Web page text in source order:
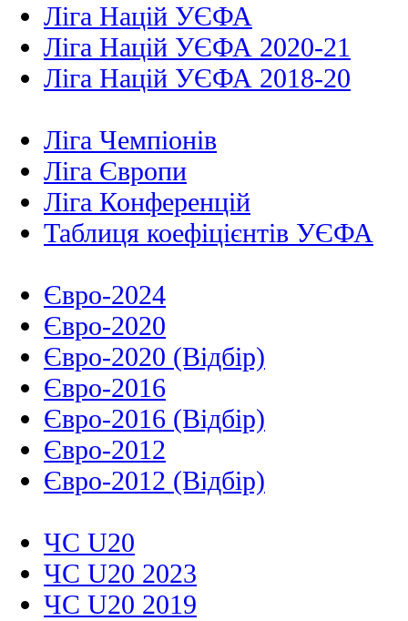
Ліга Націй УЄФА
Ліга Націй УЄФА 2020-21
Ліга Націй УЄФА 2018-20
Ліга Чемпіонів
Ліга Європи
Ліга Конференцій
Таблиця коефіцієнтів УЄФА
Євро-2024
Євро-2020
Євро-2020 (Відбір)
Євро-2016
Євро-2016 (Відбір)
Євро-2012
Євро-2012 (Відбір)
ЧС U20
ЧС U20 2023
ЧС U20 2019